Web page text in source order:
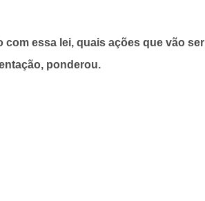
essa lei, quais ações que vão ser
ponderou.